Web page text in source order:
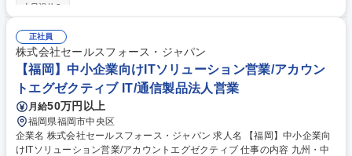
ば顧客に価値が出るか」を考える提案に集中するできます。また当社は業
務に深く入り込む特性を持ち、解約率は約1%と非常に低水準です。短期
的な受注にとどまらず、顧客の課題解決に向き合った提案が、継続利用や
成果につながりやすい点が特徴です。 募集職種 【セールス】25,000社導
入の自社SaaS/年休134日/解約率約１％/月4回リモートOK
土日祝休み
正社員
株式会社セールスフォース・ジャパン
【福岡】中小企業向けITソリューション営業/アカウン
トエグゼクティブ IT/通信製品法人営業
月給50万円以上
福岡県福岡市中央区
企業名 株式会社セールスフォース・ジャパン 求人名 【福岡】中小企業向
けITソリューション営業/アカウントエグゼクティブ 仕事の内容 九州・中